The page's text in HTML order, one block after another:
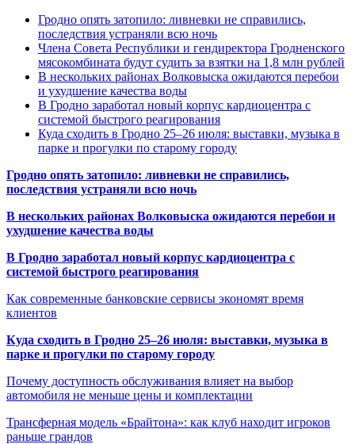
Гродно опять затопило: ливневки не справились,
последствия устраняли всю ночь
Члена Совета Республики и гендиректора Гродненского
мясокомбината будут судить за взятки на 1,8 млн рублей
В нескольких районах Волковыска ожидаются перебои
и ухудшение качества воды
В Гродно заработал новый корпус кардиоцентра с
системой быстрого реагирования
Куда сходить в Гродно 25–26 июля: выставки, музыка в
парке и прогулки по старому городу
Гродно опять затопило: ливневки не справились,
последствия устраняли всю ночь
В нескольких районах Волковыска ожидаются перебои и
ухудшение качества воды
В Гродно заработал новый корпус кардиоцентра с
системой быстрого реагирования
Как современные банковские сервисы экономят время
клиентов
Куда сходить в Гродно 25–26 июля: выставки, музыка в
парке и прогулки по старому городу
Почему доступность обслуживания влияет на выбор
автомобиля не меньше цены и комплектации
Трансферная модель «Брайтона»: как клуб находит игроков
раньше грандов